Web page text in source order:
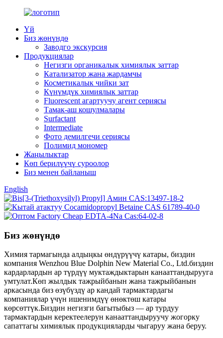
Үй
Биз жөнүндө
Заводго экскурсия
Продукциялар
Негизги органикалык химиялык заттар
Катализатор жана жардамчы
Косметикалык чийки зат
Күнүмдүк химиялык заттар
Fluorescent агартуучу агент сериясы
Тамак-аш кошулмалары
Surfactant
Intermediate
Фото демилгечи сериясы
Полимид мономер
Жаңылыктар
Көп берилүүчү суроолор
Биз менен байланыш
English
Биз жөнүндө
Химия тармагында алдыңкы өндүрүүчү катары, биздин
компания Wenzhou Blue Dolphin New Material Co., Ltd.биздин
кардарлардын ар түрдүү муктаждыктарын канааттандырууга
умтулат.Көп жылдык тажрыйбанын жана тажрыйбанын
аркасында биз өзүбүздү ар кандай тармактардагы
компаниялар үчүн ишенимдүү өнөктөш катары
көрсөттүк.Биздин негизги багытыбыз — ар турдуу
тармактардын керектеелерун канааттандыруучу жогорку
сапаттагы химиялык продукцияларды чыгаруу жана беруу.